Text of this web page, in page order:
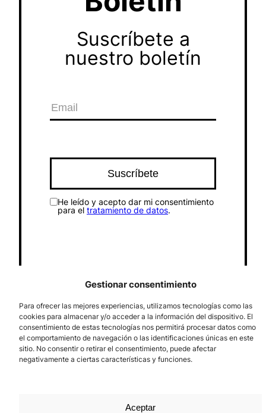
Gestionar consentimiento
Para ofrecer las mejores experiencias, utilizamos tecnologías como las
cookies para almacenar y/o acceder a la información del dispositivo. El
consentimiento de estas tecnologías nos permitirá procesar datos como
el comportamiento de navegación o las identificaciones únicas en este
sitio. No consentir o retirar el consentimiento, puede afectar
negativamente a ciertas características y funciones.
Aceptar
Suscríbete a
nuestro boletín
He leído y acepto dar mi consentimiento
para el tratamiento de datos.
Síguenos Follow us
Facebook X InstagramYouTube Bluesky